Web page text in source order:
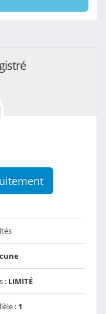
: LIMITÉ
: 1